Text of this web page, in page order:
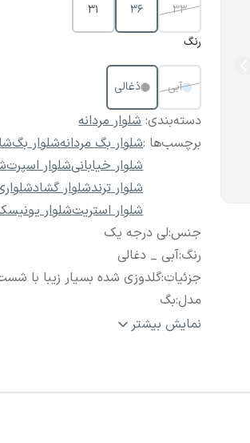
33
36
31
رنگ
آبی ذغالی
دسته‌بندی:شلوار مردانه
برچسب‌ها :شلوار بگ مردانهشلوار بگ
شلوار خیابانیشلوار اسپرت
شلوار ترندشلوار گشاد
شلوار استریتشلوار
جنس:لی درجه یک
رنگ:آبی _ دغالی
جزئیات:گلدوزی شده بسیار زیبا با
مدل:بگ
سایز:31 تا 36
نمایش بیشتر